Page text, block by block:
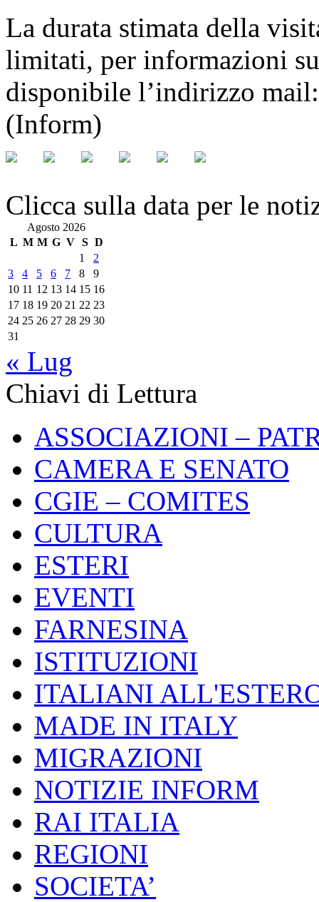
La durata stimata della
limitati, per informazioni
disponibile l’indirizzo
(Inform)
Clicca sulla data per le
Agosto 2026
L M M G V S D
1
2
3
4 5 6 7 8
9
10 11 12 13 14 15 16
17 18 19 20 21 22 23
24 25 26 27 28 29 30
31
« Lug
Chiavi di Lettura
ASSOCIAZIONI –
CAMERA E SENATO
CGIE – COMITES
CULTURA
ESTERI
EVENTI
FARNESINA
ISTITUZIONI
ITALIANI
MADE IN ITALY
MIGRAZIONI
NOTIZIE INFORM
RAI ITALIA
REGIONI
SOCIETA’